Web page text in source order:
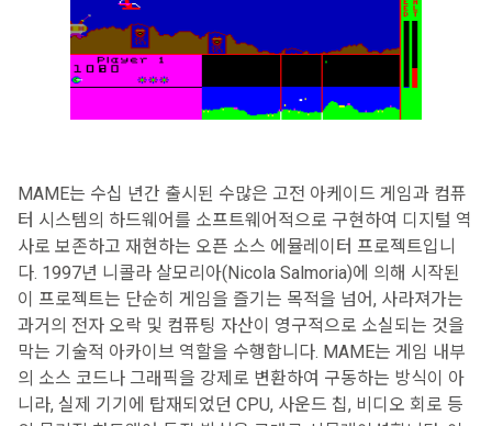
MAME는 수십 년간 출시된 수많은 고전 아케이드 게임과 컴퓨
터 시스템의 하드웨어를 소프트웨어적으로 구현하여 디지털 역
사로 보존하고 재현하는 오픈 소스 에뮬레이터 프로젝트입니
다. 1997년 니콜라 살모리아(Nicola Salmoria)에 의해 시작된
이 프로젝트는 단순히 게임을 즐기는 목적을 넘어, 사라져가는
과거의 전자 오락 및 컴퓨팅 자산이 영구적으로 소실되는 것을
막는 기술적 아카이브 역할을 수행합니다. MAME는 게임 내부
의 소스 코드나 그래픽을 강제로 변환하여 구동하는 방식이 아
니라, 실제 기기에 탑재되었던 CPU, 사운드 칩, 비디오 회로 등